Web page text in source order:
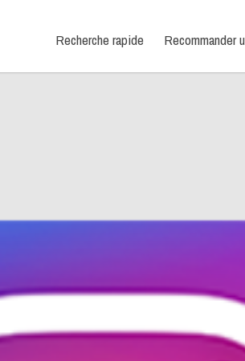
Recherche rapide Recommander